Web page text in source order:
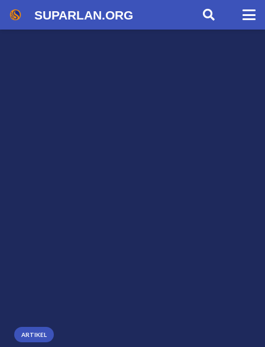
SUPARLAN.ORG
ARTIKEL